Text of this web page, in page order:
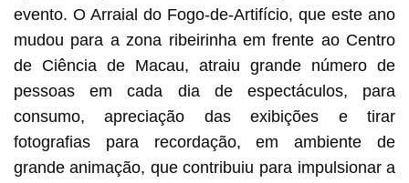
evento. O Arraial do Fogo-de-Artifício, que este ano
mudou para a zona ribeirinha em frente ao Centro
de Ciência de Macau, atraiu grande número de
pessoas em cada dia de espectáculos, para
consumo, apreciação das exibições e tirar
fotografias para recordação, em ambiente de
grande animação, que contribuiu para impulsionar a